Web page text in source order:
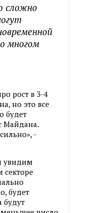
сложно
многом
рост в 3-4
но это все
будет
Майдана.
-
увидим
секторе
будет
будут